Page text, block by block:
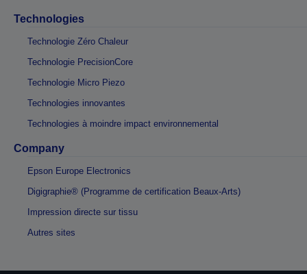
Technologies
Technologie Zéro Chaleur
Technologie PrecisionCore
Technologie Micro Piezo
Technologies innovantes
Technologies à moindre impact environnemental
Company
Epson Europe Electronics
Digigraphie® (Programme de certification Beaux-Arts)
Impression directe sur tissu
Autres sites